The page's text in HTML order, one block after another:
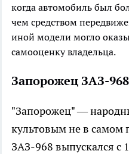
когда автомобиль был
чем средством
иной модели могло
самооценку владельца.
Запорожец ЗАЗ-
"Запорожец" —
культовым не в самом
ЗАЗ-968 выпускался с